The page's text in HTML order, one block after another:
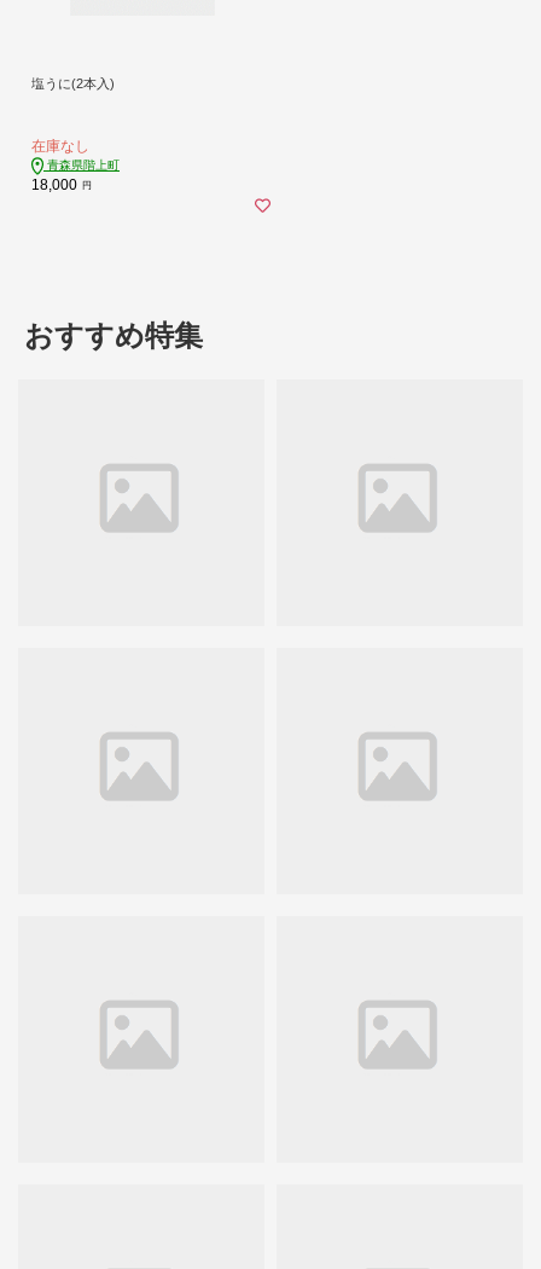
塩うに(2本入)
在庫なし
青森県階上町
18,000 円
おすすめ特集